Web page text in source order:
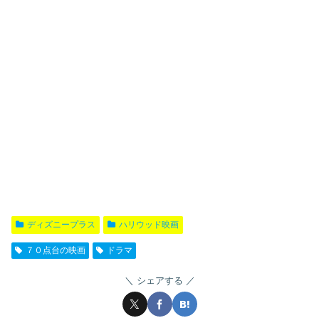
ディズニープラス ハリウッド映画
７０点台の映画 ドラマ
シェアする